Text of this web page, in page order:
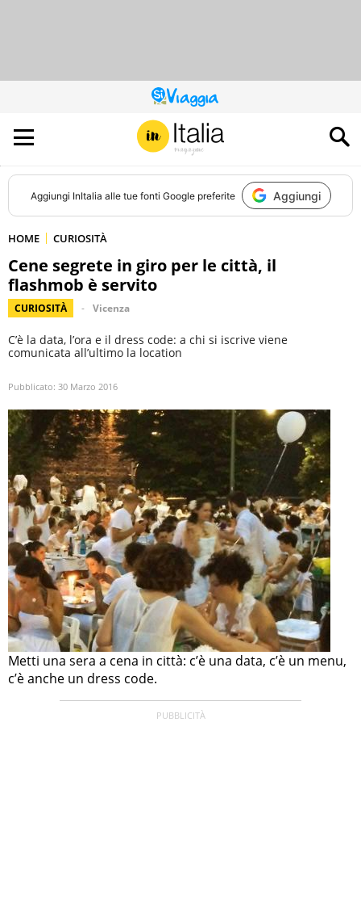
QUESTO
SITO
CONTRIBUISCE
ALL’AUDIENCE
DI
Aggiungi InItalia alle tue fonti Google preferite Aggiungi
HOME CURIOSITÀ
Cene segrete in giro per le città, il
flashmob è servito
CURIOSITÀ Vicenza
C’è la data, l’ora e il dress code: a chi si iscrive viene
comunicata all’ultimo la location
Pubblicato: 30 Marzo 2016
Metti una sera a cena in città: c’è una data, c’è un menu,
c’è anche un dress code.